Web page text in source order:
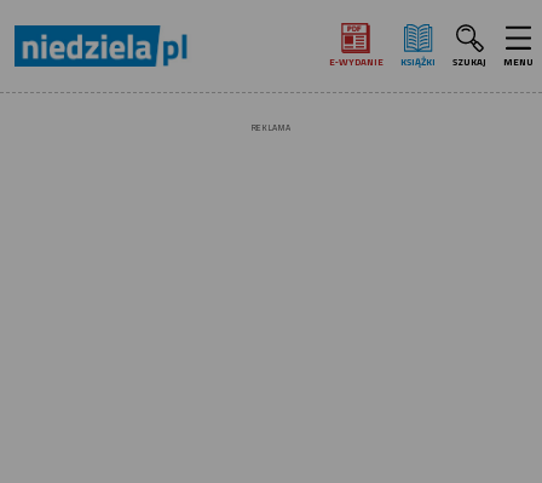
E‑WYDANIE KSIĄŻKI SZUKAJ MENU
REKLAMA